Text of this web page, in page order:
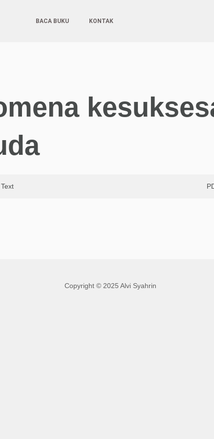
BACA BUKU KONTAK
Text
Copyright © 2025 Alvi Syahrin